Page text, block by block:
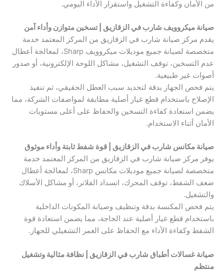
من الأمان وكفاءة التشغيل واستقرار الأداء اليومي.
صيانة ميكروويف شارب في الزقازيق | تسخين متوازن وأداء آمن
يقدم مركز صيانة شارب في الزقازيق من المركز المعتمد خدمة
متخصصة لصيانة جميع موديلات ميكروويف Sharp، لمعالجة أعطال
عدم التسخين، توقف التشغيل، مشاكل اللوحة الإلكترونية، أو صدور
أصوات غير طبيعية.
يتم فحص الجهاز بدقة لتحديد سبب العطل الحقيقي، ثم تنفيذ
الإصلاح باستخدام قطع غيار أصلية مطابقة لمواصفات الشركة، مما
يضمن استعادة كفاءة التسخين والحفاظ على أعلى مستويات
الأمان أثناء الاستخدام.
صيانة مكانس شارب في الزقازيق | قوة شفط ثابتة وأداء موثوق
يوفر مركز صيانة شارب في الزقازيق من المركز المعتمد خدمة
متخصصة لصيانة جميع موديلات مكانس Sharp، لمعالجة أعطال
ضعف الشفط، توقف المحرك، انسداد الفلاتر، أو مشاكل الأسلاك
والتشغيل.
يتم فحص المكنسة بدقة وتنظيف وصيانة المكونات الداخلية
باستخدام قطع غيار أصلية عند الحاجة، مما يضمن استعادة قوة
الشفط وكفاءة الأداء مع الحفاظ على العمر التشغيلي للجهاز.
صيانة غسالات أطباق شارب في الزقازيق | نظافة مثالية وتشغيل
منتظم